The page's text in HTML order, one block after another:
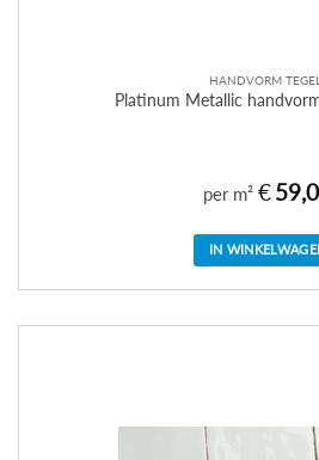
HANDVORM
Platinum Metallic
per m² €
IN